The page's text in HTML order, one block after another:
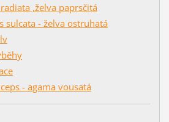
,želva paprsčitá
sulcata - želva ostruhatá
- agama vousatá